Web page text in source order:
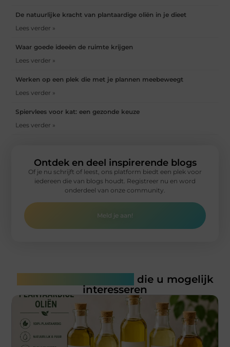
De natuurlijke kracht van plantaardige oliën in je dieet
Lees verder »
Waar goede ideeën de ruimte krijgen
Lees verder »
Werken op een plek die met je plannen meebeweegt
Lees verder »
Spiervlees voor kat: een gezonde keuze
Lees verder »
Ontdek en deel inspirerende blogs
Of je nu schrijft of leest, ons platform biedt een plek voor
iedereen die van blogs houdt. Registreer nu en word
onderdeel van onze community.
Meld je aan!
die u mogelijk
interesseren